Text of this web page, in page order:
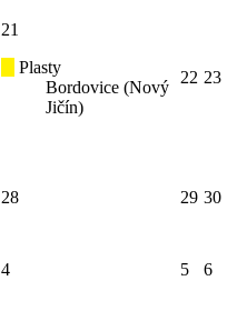
21
Plasty
Bordovice (Nový
Jičín)
22 23
28 29 30
4 5
6